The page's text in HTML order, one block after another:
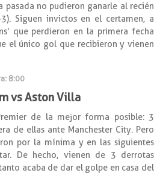
pasada no pudieron ganarle al recién
Siguen invictos en el certamen, a
que perdieron en la primera fecha
el único gol que recibieron y vienen
8:00
vs Aston Villa
de la mejor forma posible: 3
de ellas ante Manchester City. Pero
por la mínima y en las siguientes
De hecho, vienen de 3 derrotas
acaba de dar el golpe en casa del